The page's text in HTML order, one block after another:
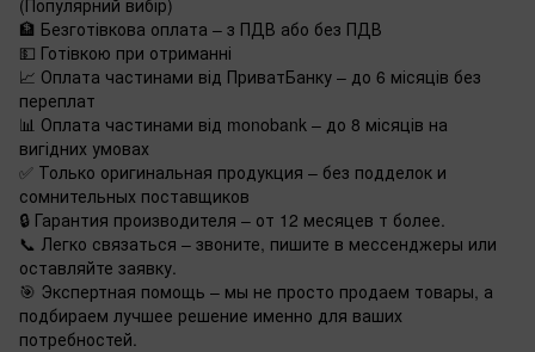
🏦 Безготівкова оплата – з ПДВ або без ПДВ
💵 Готівкою при отриманні
📈 Оплата частинами від ПриватБанку – до 6 місяців без
переплат
📊 Оплата частинами від monobank – до 8 місяців на
вигідних умовах
✅ Только оригинальная продукция – без подделок и
сомнительных поставщиков
🔒 Гарантия производителя – от 12 месяцев т более.
📞 Легко связаться – звоните, пишите в мессенджеры или
оставляйте заявку.
🎯 Экспертная помощь – мы не просто продаем товары, а
подбираем лучшее решение именно для ваших
потребностей.